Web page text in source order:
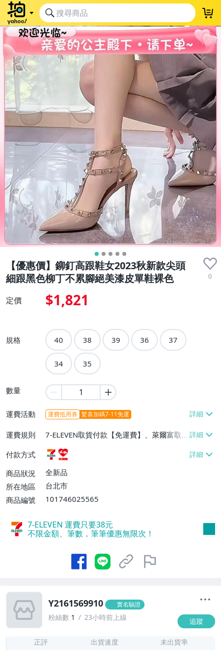
【優惠價】鉚釘高跟鞋女2023秋新款尖頭
細跟黑色柳丁不累腳絕美漆皮單鞋裸色
0
定價 $1,821
規格 40 38 39 36 37
34 35
數量
運費活動 運費抵用券 驚喜加碼7-11免運
運費規則
7-ELEVEN取貨付款【免運費】、萊爾富取
貨付款【免運費】
付款方式
商品狀況
全新品
所在地區
台北市
商品編號
101746025565
7-ELEVEN 運費只要38元
不限金額、筆數，筆筆優惠無限次！
Y2161569910 實名驗證
粉絲數 1 23小時前上線 追蹤
正評 出貨速度 未出貨率